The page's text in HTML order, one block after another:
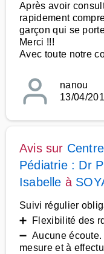
Après avoir
rapidement
garçon qui se
Merci !!!
Avec toute notre
nanou
13/04/
Avis sur
Pédiatrie : Dr
Isabelle à
Suivi régulier
➕ Flexibilité des
➖ Aucune
mesure et à